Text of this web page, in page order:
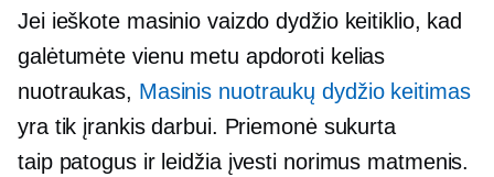
Jei ieškote masinio vaizdo dydžio keitiklio, kad
galėtumėte vienu metu apdoroti kelias
nuotraukas, Masinis nuotraukų dydžio keitimas
yra tik įrankis darbui. Priemonė sukurta
taip patogusir leidžia įvesti norimus matmenis.